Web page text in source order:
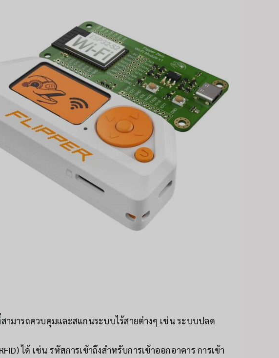
ามารถควบคุมและสแกนระบบไร้สายต่างๆ เช่น ระบบปลด
ได้ เช่น รหัสการเข้าถึงสำหรับการเข้าออกอาคาร การเข้า